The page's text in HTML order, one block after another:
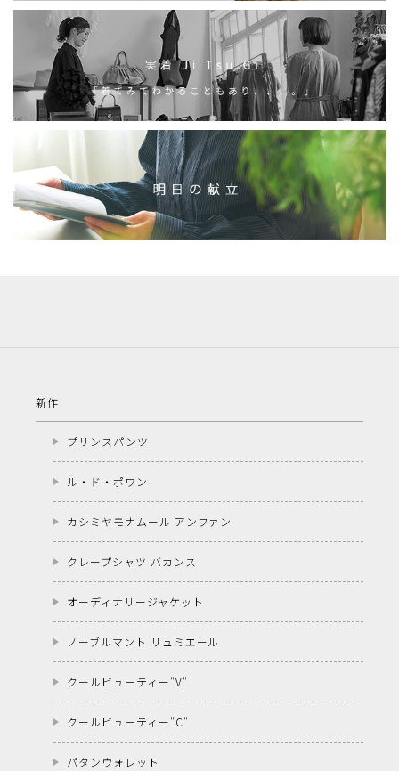
新作
プリンスパンツ
ル・ド・ポワン
カシミヤモナムール アンファン
クレープシャツ バカンス
オーディナリージャケット
ノーブルマント リュミエール
クールビューティー"V"
クールビューティー"C"
パタンウォレット